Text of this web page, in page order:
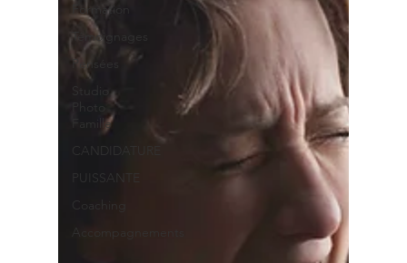
Formation
Témoignages
Pensées
Famille
CANDIDATURE
PUISSANTE
Coaching
Accompagnements